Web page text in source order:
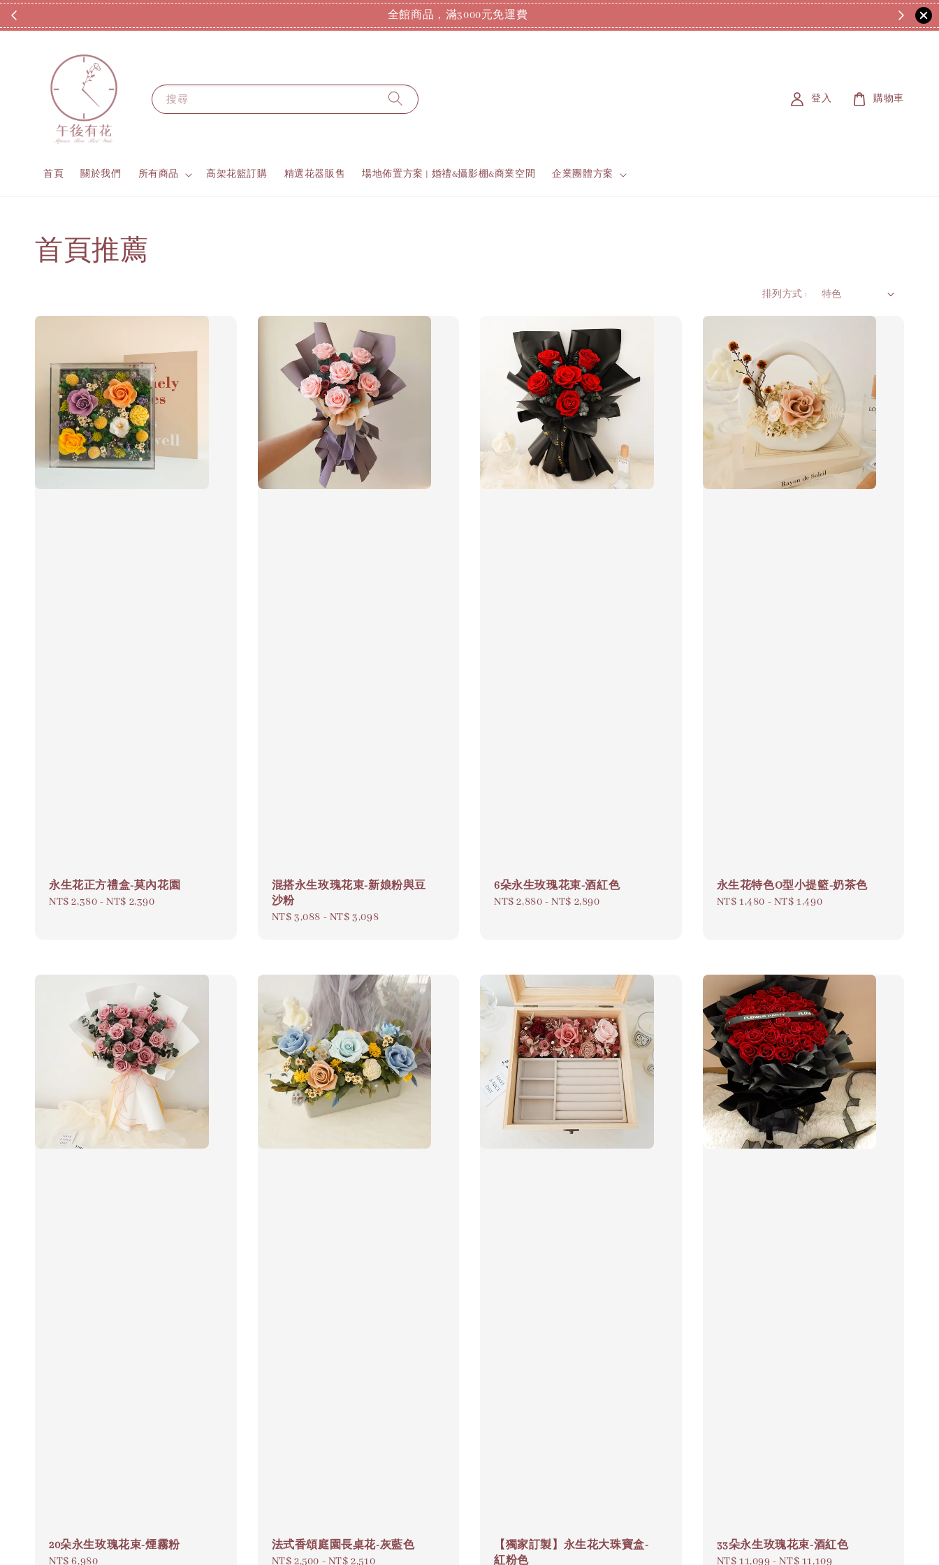
全館商品，滿3000元免運費
搜尋
首頁 關於我們 所有商品 高架花籃訂購 精選花器販售 場地佈置方案 | 婚禮&攝影棚&商業空間 企業團體方案
登入 購物車
首頁推薦
排列方式 :
永生花正方禮盒-莫內花園
Regular
NT$ 2,380 -NT$ 2,390
混搭永生玫瑰花束-新娘粉與豆
沙粉
Regular
NT$ 3,088 - NT$ 3,098
6朵永生玫瑰花束-酒紅色
Regular
NT$ 2,880 -NT$ 2,890
永生花特色O型小提籃-奶茶色
Regular
NT$ 1,480 - NT$ 1,490
20朵永生玫瑰花束-煙霧粉
Regular
NT$ 6,980
法式香頌庭園長桌花-灰藍色
Regular
NT$ 2,500 - NT$ 2,510
【獨家訂製】永生花大珠寶盒-
紅粉色
33朵永生玫瑰花束-酒紅色
Regular
NT$ 11,099 -NT$ 11,109